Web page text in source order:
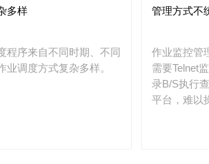
多样
程序来自不同时期、不同
业调度方式复杂多样。
管理方式不
作业监控管
需要Telnet
录B/S执行
平台，难以